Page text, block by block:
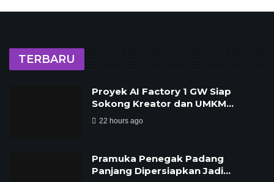
TERBARU
Proyek AI Factory 1 GW Siap
Sokong Kreator dan UMKM…
22 hours ago
Pramuka Penegak Padang
Panjang Dipersiapkan Jadi…